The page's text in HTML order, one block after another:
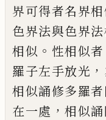
界可得者名界
色界法與色界
相似 。 性相似者
羅子左手放光 ，
相似誦修多羅
在一處 ，相似誦